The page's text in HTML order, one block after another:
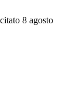
8 agosto